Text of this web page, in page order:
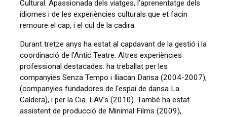
Cultural. Apassionada dels viatges, l’aprenentatge dels
idiomes i de les experiències culturals que et facin
remoure el cap, i el cul de la cadira.
Durant tretze anys ha estat al capdavant de la gestió i la
coordinació de l’Antic Teatre. Altres experiències
professional destacades: ha treballat per les
companyies Senza Tempo i Iliacan Dansa (2004-2007),
(companyies fundadores de l'espai de dansa La
Caldera), i per la Cia. LAV’s (2010). També ha estat
assistent de producció de Minimal Films (2009),